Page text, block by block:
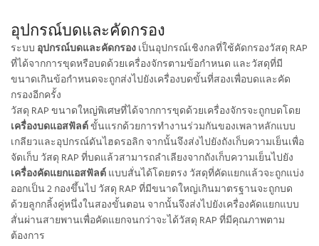
อุปกรณ์บดและคัดกรอง
ระบบ อุปกรณ์บดและคัดกรองเป็นอุปกรณ์เชิงกลที่ใช้คัดกรองวัสดุ RAP
ที่ได้จากการขุดหรือบดด้วยเครื่องจักรตามข้อกำหนด และวัสดุที่มี
ขนาดเกินข้อกำหนดจะถูกส่งไปยังเครื่องบดขั้นที่สองเพื่อบดและคัด
กรองอีกครั้ง
วัสดุ RAP ขนาดใหญ่พิเศษที่ได้จากการขุดด้วยเครื่องจักรจะถูกบดโดย
เครื่องบดแอสฟัลต์ขั้นแรกด้วยการทำงานร่วมกันของเพลาหลักแบบ
เกลียวและอุปกรณ์ดันไฮดรอลิก จากนั้นจึงส่งไปยังถังเก็บความเย็นเพื่อ
จัดเก็บ วัสดุ RAP ที่บดแล้วสามารถลำเลียงจากถังเก็บความเย็นไปยัง
เครื่องคัดแยกแอสฟัลต์แบบสั่นได้โดยตรง วัสดุที่คัดแยกแล้วจะถูกแบ่ง
ออกเป็น 2 กองขึ้นไป วัสดุ RAP ที่มีขนาดใหญ่เกินมาตรฐานจะถูกบด
ด้วยลูกกลิ้งคู่หนึ่งในสองขั้นตอน จากนั้นจึงส่งไปยังเครื่องคัดแยกแบบ
สั่นผ่านสายพานเพื่อคัดแยกจนกว่าจะได้วัสดุ RAP ที่มีคุณภาพตาม
ต้องการ